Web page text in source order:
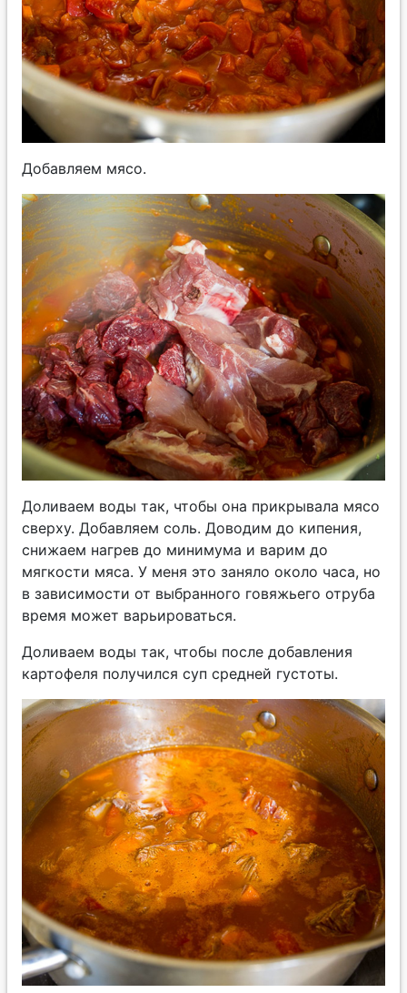
Добавляем мясо.
Доливаем воды так, чтобы она прикрывала мясо
сверху. Добавляем соль. Доводим до кипения,
снижаем нагрев до минимума и варим до
мягкости мяса. У меня это заняло около часа, но
в зависимости от выбранного говяжьего отруба
время может варьироваться.
Доливаем воды так, чтобы после добавления
картофеля получился суп средней густоты.